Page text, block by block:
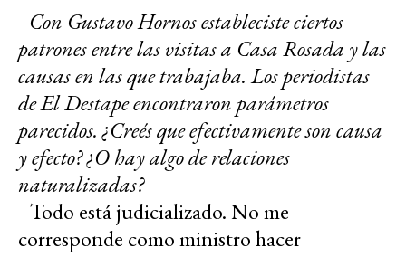
–Con Gustavo Hornos estableciste ciertos
patrones entre las visitas a Casa Rosada y las
causas en las que trabajaba. Los periodistas
de El Destape encontraron parámetros
parecidos. ¿Creés que efectivamente son causa
y efecto? ¿O hay algo de relaciones
naturalizadas?
–Todo está judicializado. No me
corresponde como ministro hacer